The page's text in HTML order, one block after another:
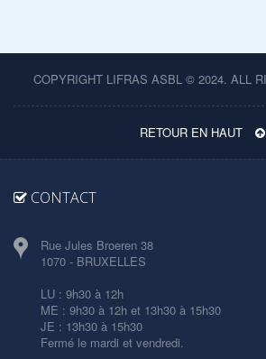
COPYRIGHT LIFRAS ASBL © 2024. ALL
RETOUR EN HAUT
CONTACT
Rue Jules Broeren 38
1070 - BRUXELLES
LU : 9h30 à 12h
ME : 9h30 à 12h et 13h30 à 15h30
JE : 13h30 à 15h30
Fermé le mardi et vendredi.